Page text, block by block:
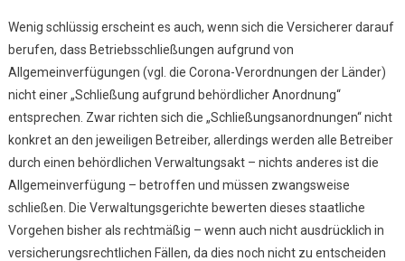
Wenig schlüssig erscheint es auch, wenn sich die Versicherer darauf
berufen, dass Betriebsschließungen aufgrund von
Allgemeinverfügungen (vgl. die Corona-Verordnungen der Länder)
nicht einer „Schließung aufgrund behördlicher Anordnung“
entsprechen. Zwar richten sich die „Schließungsanordnungen“ nicht
konkret an den jeweiligen Betreiber, allerdings werden alle Betreiber
durch einen behördlichen Verwaltungsakt – nichts anderes ist die
Allgemeinverfügung – betroffen und müssen zwangsweise
schließen. Die Verwaltungsgerichte bewerten dieses staatliche
Vorgehen bisher als rechtmäßig – wenn auch nicht ausdrücklich in
versicherungsrechtlichen Fällen, da dies noch nicht zu entscheiden